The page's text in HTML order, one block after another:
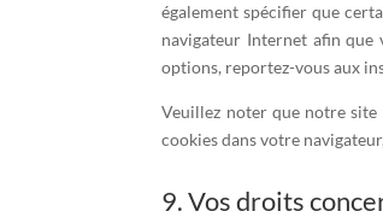
également spécifier que
navigateur Internet afin que
options, reportez-vous aux
Veuillez noter que notre site
cookies dans votre
9. Vos droits